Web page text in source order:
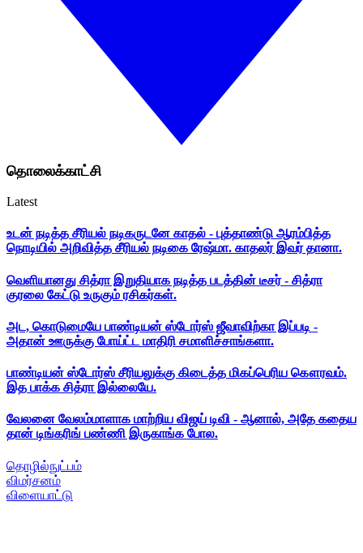
தொலைக்காட்சி
Latest
உடன் நடித்த சீரியல் நடிகருடனே காதல் - புத்தாண்டு ஆரம்பித்த
நொடியில் அறிவித்த சீரியல் நடிகை ரேஷ்மா. காதலர் இவர் தானா.
வெளியானது சித்ரா இறுதியாக நடித்த படத்தின் டீசர் - சித்ரா
குரலை கேட்டு உருகும் ரசிகர்கள்.
அட, கொடுமையே பாண்டியன் ஸ்டோர்ஸ் ஜீவாவிற்கா இப்படி -
அதான் ஊருக்கு போய்ட்ட மாதிரி சமாளிச்சாங்களா.
பாண்டியன் ஸ்டோர்ஸ் சீரியலுக்கு கிடைத்த மிகப்பெரிய கௌரவம்.
இத பாக்க சித்ரா இல்லையே.
வேலனை வேலம்மாளாக மாற்றிய விஜய் டிவி - ஆனால், அதே கதைய
தான் டிங்கரிங் பண்ணி இருகாங்க போல.
தொழில்நுட்பம்
விமர்சனம்
விளையாட்டு